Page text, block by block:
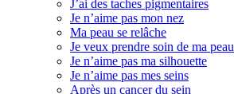
J’ai des taches pigmentaires
Je n’aime pas mon nez
Ma peau se relâche
Je veux prendre soin de ma peau
Je n’aime pas ma silhouette
Je n’aime pas mes seins
Après un cancer du sein